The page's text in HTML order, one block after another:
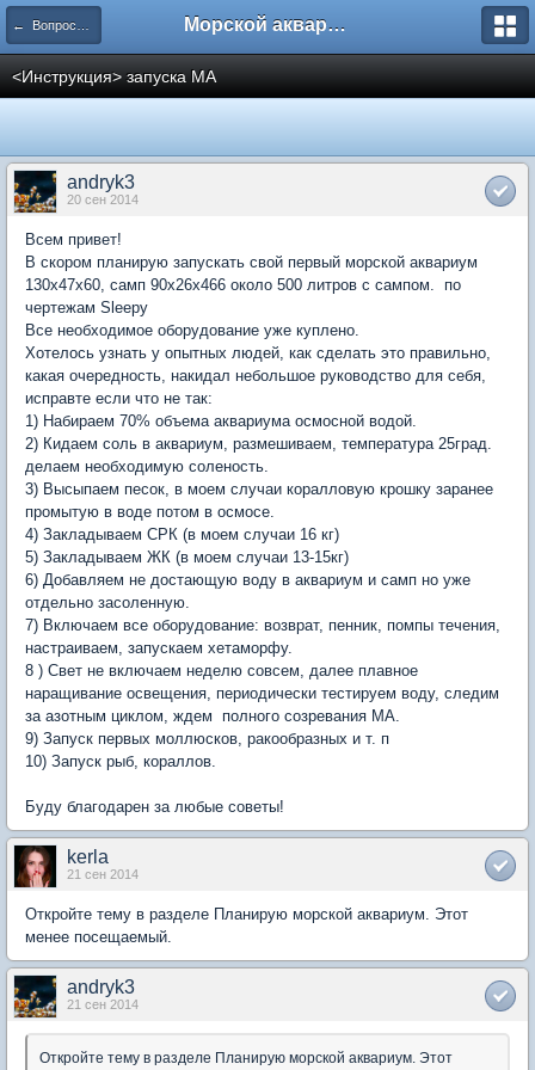
← Вопросы новичков Морской аквариум. Форумы ReefCentral.ru
<Инструкция> запуска МА
andryk3
20 сен 2014
Всем привет!
В скором планирую запускать свой первый морской аквариум
130х47х60, самп 90х26х466 около 500 литров с сампом. по
чертежам Sleepy
Все необходимое оборудование уже куплено.
Хотелось узнать у опытных людей, как сделать это правильно,
какая очередность, накидал небольшое руководство для себя,
исправте если что не так:
1) Набираем 70% объема аквариума осмосной водой.
2) Кидаем соль в аквариум, размешиваем, температура 25град.
делаем необходимую соленость.
3) Высыпаем песок, в моем случаи коралловую крошку заранее
промытую в воде потом в осмосе.
4) Закладываем СРК (в моем случаи 16 кг)
5) Закладываем ЖК (в моем случаи 13-15кг)
6) Добавляем не достающую воду в аквариум и самп но уже
отдельно засоленную.
7) Включаем все оборудование: возврат, пенник, помпы течения,
настраиваем, запускаем хетаморфу.
8 ) Свет не включаем неделю совсем, далее плавное
наращивание освещения, периодически тестируем воду, следим
за азотным циклом, ждем полного созревания МА.
9) Запуск первых моллюсков, ракообразных и т. п
10) Запуск рыб, кораллов.
Буду благодарен за любые советы!
kerla
21 сен 2014
Откройте тему в разделе Планирую морской аквариум. Этот
менее посещаемый.
andryk3
21 сен 2014
Откройте тему в разделе Планирую морской аквариум. Этот